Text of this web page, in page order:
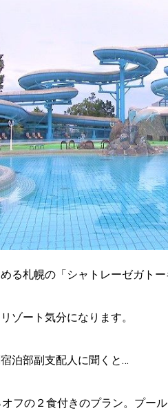
る札幌の「シャトレーゼガトー
ゾート気分になります。
泊部副支配人に聞くと…
オフの２食付きのプラン。プー